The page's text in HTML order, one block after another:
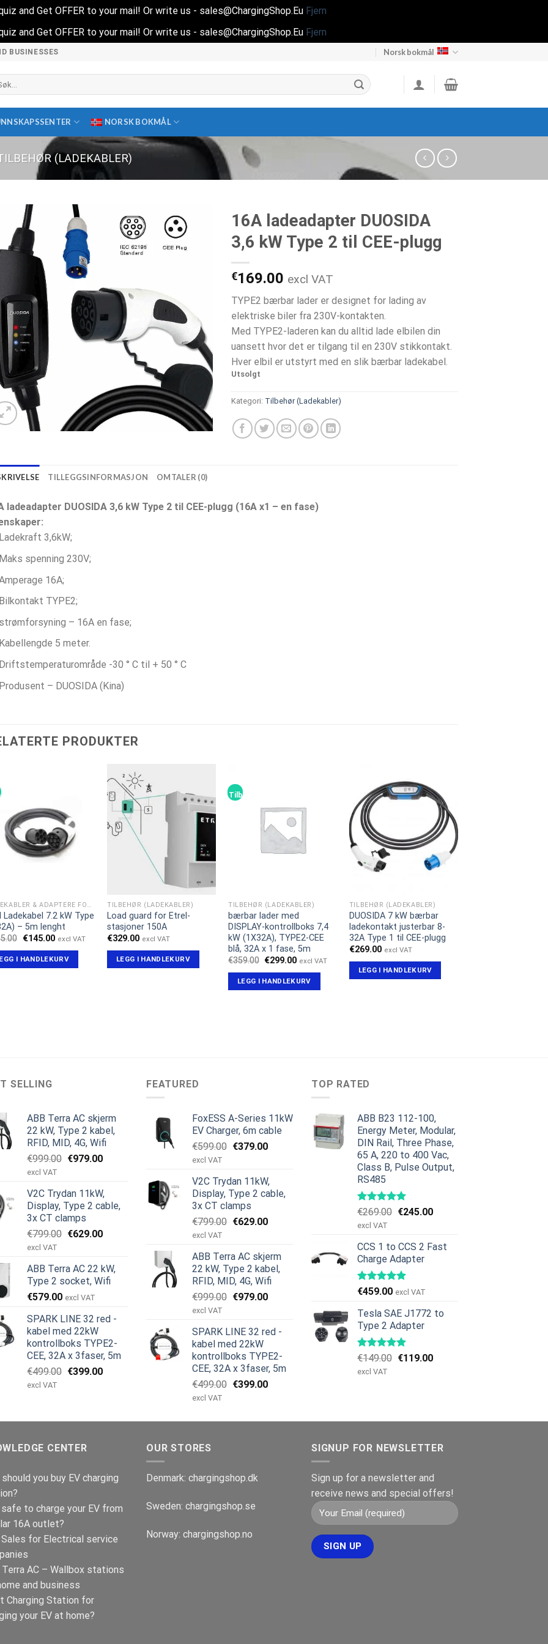
and Get OFFER to your mail! Or write us - sales@ChargingShop.Eu Fjern
and Get OFFER to your mail! Or write us - sales@ChargingShop.Eu Fjern
BUSINESSES Norsk bokmål
NORSK BOKMÅL
(LADEKABLER)
16A ladeadapter DUOSIDA
3,6 kW Type 2 til CEE-plugg
€169.00 excl VAT
TYPE2 bærbar lader er designet for lading av
elektriske biler fra 230V-kontakten.
Med TYPE2-laderen kan du alltid lade elbilen din
uansett hvor det er tilgang til en 230V stikkontakt.
Hver elbil er utstyrt med en slik bærbar ladekabel.
Utsolgt
Kategori: Tilbehør (Ladekabler)
TILLEGGSINFORMASJON OMTALER (0)
ladeadapter DUOSIDA 3,6 kW Type 2 til CEE-plugg (16A x1 – en fase)
Ladekraft 3,6kW;
Maks spenning 230V;
16А;
Bilkontakt TYPE2;
strømforsyning – 16A en fase;
Kabellengde 5 meter.
Driftstemperaturområde -30 ° C til + 50 ° C
Produsent – DUOSIDA (Kina)
PRODUKTER
LADEKABLER & ADAPTERE FOR ELBIL
Ladekabel 7.2 kW Type
– 5m lenght
Opprinnelig
var:
€155.00.
€145.00Nåværende
er:
€145.00.
excl VAT
I HANDLEKURV
TILBEHØR (LADEKABLER)
Load guard for Etrel-
stasjoner 150A
€329.00 excl VAT
LEGG I HANDLEKURV
Tilbud!
TILBEHØR (LADEKABLER)
bærbar lader med
DISPLAY-kontrollboks 7,4
kW (1X32A), TYPE2-CEE
blå, 32A x 1 fase, 5m
€359.00 Opprinnelig
var:
€359.00.
€299.00Nåværende
er:
€299.00.
excl VAT
LEGG I HANDLEKURV
TILBEHØR (LADEKABLER)
DUOSIDA 7 kW bærbar
ladekontakt justerbar 8-
32A Type 1 til CEE-plugg
€269.00 excl VAT
LEGG I HANDLEKURV
SELLING
ABB Terra AC skjerm
22 kW, Type 2 kabel,
RFID, MID, 4G, Wifi
€999.00 Opprinnelig
€999.00.
€979.00Nåværende
€979.00.
excl VAT
V2C Trydan 11kW,
Display, Type 2 cable,
3x CT clamps
€799.00 Opprinnelig
€799.00.
€629.00Nåværende
€629.00.
excl VAT
ABB Terra AC 22 kW,
Type 2 socket, Wifi
€579.00 excl VAT
SPARK LINE 32 red -
kabel med 22kW
kontrollboks TYPE2-
CEE, 32A x 3faser, 5m
€499.00 Opprinnelig
€399.00Nåværende
excl VAT
FEATURED
FoxESS A-Series 11kW
EV Charger, 6m cable
€599.00 Opprinnelig
€599.00.
€379.00Nåværende
€379.00.
excl VAT
V2C Trydan 11kW,
Display, Type 2 cable,
3x CT clamps
€799.00 Opprinnelig
€799.00.
€629.00Nåværende
€629.00.
excl VAT
ABB Terra AC skjerm
22 kW, Type 2 kabel,
RFID, MID, 4G, Wifi
€999.00 Opprinnelig
€999.00.
€979.00Nåværende
€979.00.
excl VAT
SPARK LINE 32 red -
kabel med 22kW
kontrollboks TYPE2-
CEE, 32A x 3faser, 5m
€499.00 Opprinnelig
€499.00.
€399.00Nåværende
€399.00.
excl VAT
TOP RATED
ABB B23 112-100,
Energy Meter, Modular,
DIN Rail, Three Phase,
65 A, 220 to 400 Vac,
Class B, Pulse Output,
RS485
€269.00 Opprinnelig
€269.00.
€245.00Nåværende
€245.00.
excl VAT
CCS 1 to CCS 2 Fast
Charge Adapter
€459.00 excl VAT
Tesla SAE J1772 to
Type 2 Adapter
€149.00 Opprinnelig
€119.00Nåværende
excl VAT
CENTER
you buy EV charging
safe to charge your EV from
16A outlet?
Sales for Electrical service
Terra AC – Wallbox stations
and business
Charging Station for
your EV at home?
OUR STORES
Denmark: chargingshop.dk
Sweden: chargingshop.se
Norway: chargingshop.no
SIGNUP FOR NEWSLETTER
Sign up for a newsletter and
receive news and special offers!